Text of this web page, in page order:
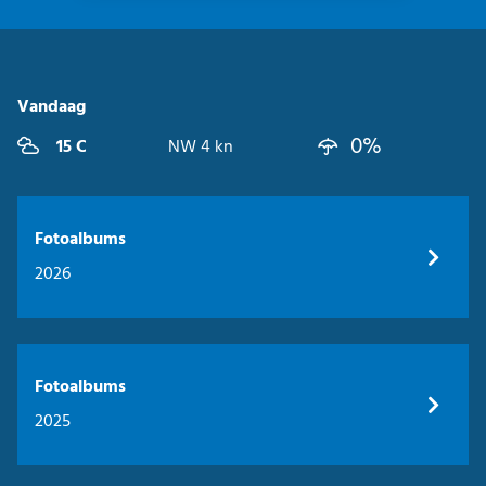
Vandaag
15 C
NW 4 kn 0%
Fotoalbums
2026
Fotoalbums
2025